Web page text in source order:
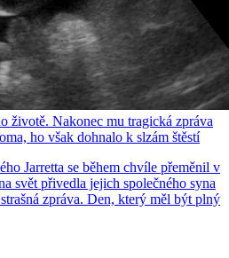
životě. Nakonec mu tragická zpráva
ho však dohnalo k slzám štěstí
Jarretta se během chvíle přeměnil v
svět přivedla jejich společného syna
zpráva. Den, který měl být plný